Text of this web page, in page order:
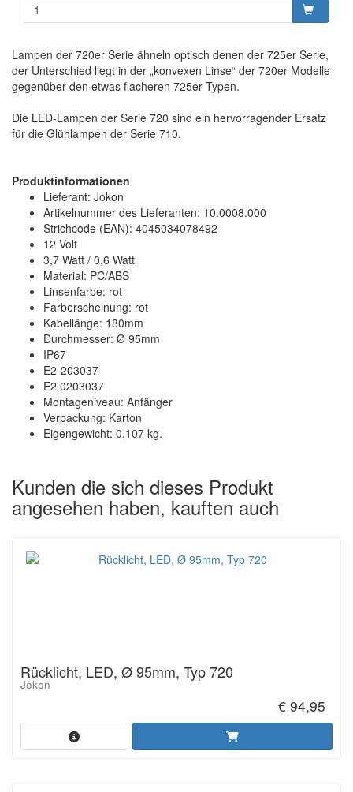
Lampen der 720er Serie ähneln optisch denen der 725er Serie,
der Unterschied liegt in der „konvexen Linse“ der 720er Modelle
gegenüber den etwas flacheren 725er Typen.
Die LED-Lampen der Serie 720 sind ein hervorragender Ersatz
für die Glühlampen der Serie 710.
Produktinformationen
Lieferant: Jokon
Artikelnummer des Lieferanten: 10.0008.000
Strichcode (EAN): 4045034078492
12 Volt
3,7 Watt / 0,6 Watt
Material: PC/ABS
Linsenfarbe: rot
Farberscheinung: rot
Kabellänge: 180mm
Durchmesser: Ø 95mm
IP67
E2-203037
E2 0203037
Montageniveau: Anfänger
Verpackung: Karton
Eigengewicht: 0,107 kg.
Kunden die sich dieses Produkt
angesehen haben, kauften auch
Rücklicht, LED, Ø 95mm, Typ 720
Jokon
€ 94,95